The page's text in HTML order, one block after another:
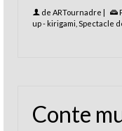
de ARTournadre |
up - kirigami Spectacle
Conte